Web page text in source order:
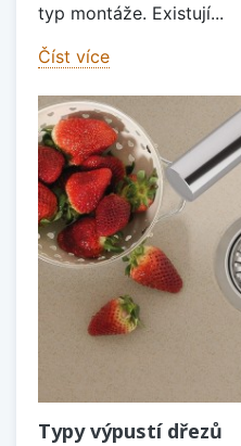
typ montáže. Existují...
Číst více
Typy výpustí dřezů